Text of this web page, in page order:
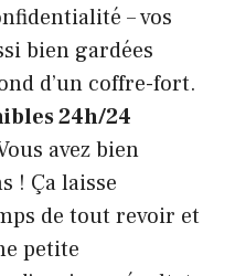
– vos
bien gardées
d’un coffre-fort.
24h/24
avez bien
! Ça laisse
de tout revoir et
petite